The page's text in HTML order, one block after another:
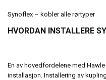
Synoflex – kobler alle rørtyper
HVORDAN INSTALLERE
En av hovedfordelene med
installasjon. Installering av